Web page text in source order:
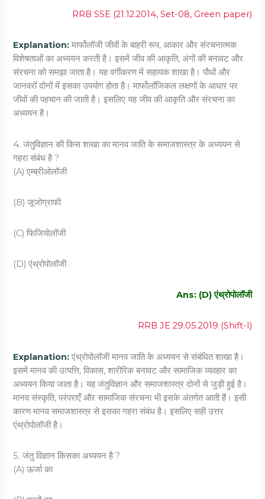
RRB SSE (21.12.2014, Set-08, Green paper)
Explanation: मार्फोलॉजी जीवों के बाहरी रूप, आकार और संरचनात्मक
विशेषताओं का अध्ययन करती है। इसमें जीव की आकृति, अंगों की बनावट और
संरचना को समझा जाता है। यह वर्गीकरण में सहायक शाखा है। पौधों और
जानवरों दोनों में इसका उपयोग होता है। मार्फोलॉजिकल लक्षणों के आधार पर
जीवों की पहचान की जाती है। इसलिए यह जीव की आकृति और संरचना का
अध्ययन है।
4. जंतुविज्ञान की किस शाखा का मानव जाति के समाजशास्त्र के अध्‍ययन से
गहरा संबंध है ?
(A) एम्‍ब्रीओलॉजी
(B) जूजोग्राफी
(C) फिजियोलॉजी
(D) एंथ्रोपोलॉजी
Ans: (D) एंथ्रोपोलॉजी
RRB JE 29.05.2019 (Shift-I)
Explanation: एंथ्रोपोलॉजी मानव जाति के अध्ययन से संबंधित शाखा है।
इसमें मानव की उत्पत्ति, विकास, शारीरिक बनावट और सामाजिक व्यवहार का
अध्ययन किया जाता है। यह जंतुविज्ञान और समाजशास्त्र दोनों से जुड़ी हुई है।
मानव संस्कृति, परंपराएँ और सामाजिक संरचना भी इसके अंतर्गत आती हैं। इसी
कारण मानव समाजशास्त्र से इसका गहरा संबंध है। इसलिए सही उत्तर
एंथ्रोपोलॉजी है।
5. जंतु विज्ञान किसका अध्‍ययन है ?
(A) ऊर्जा का